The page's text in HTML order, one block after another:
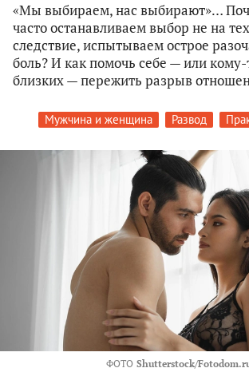
«Мы выбираем, нас выбирают»…
часто останавливаем выбор не на
следствие, испытываем острое
боль? И как помочь себе — или кому-
близких — пережить разрыв
Мужчина и женщина Развод
ФОТО Shutterstock/